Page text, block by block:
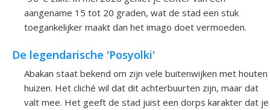
aangename 15 tot 20 graden, wat de stad een stuk
toegankelijker maakt dan het imago doet vermoeden.
De legendarische 'Posyolki'
Abakan staat bekend om zijn vele buitenwijken met houten
huizen. Het cliché wil dat dit achterbuurten zijn, maar dat
valt mee. Het geeft de stad juist een dorps karakter dat je